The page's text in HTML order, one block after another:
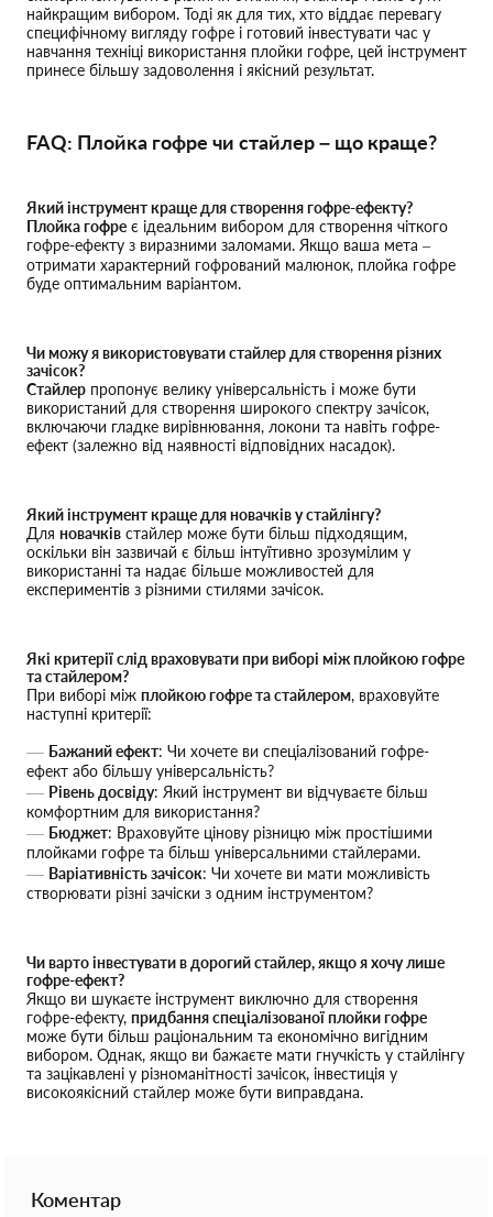
найкращим вибором. Тоді як для тих, хто віддає перевагу
специфічному вигляду гофре і готовий інвестувати час у
навчання техніці використання плойки гофре, цей інструмент
принесе більшу задоволення і якісний результат.
FAQ: Плойка гофре чи стайлер – що краще?
Який інструмент краще для створення гофре-ефекту?
Плойка гофре є ідеальним вибором для створення чіткого
гофре-ефекту з виразними заломами. Якщо ваша мета –
отримати характерний гофрований малюнок, плойка гофре
буде оптимальним варіантом.
Чи можу я використовувати стайлер для створення різних
зачісок?
Стайлер пропонує велику універсальність і може бути
використаний для створення широкого спектру зачісок,
включаючи гладке вирівнювання, локони та навіть гофре-
ефект (залежно від наявності відповідних насадок).
Який інструмент краще для новачків у стайлінгу?
Для новачків стайлер може бути більш підходящим,
оскільки він зазвичай є більш інтуїтивно зрозумілим у
використанні та надає більше можливостей для
експериментів з різними стилями зачісок.
Які критерії слід враховувати при виборі між плойкою гофре
та стайлером?
При виборі між плойкою гофре та стайлером, враховуйте
наступні критерії:
Бажаний ефект: Чи хочете ви спеціалізований гофре-
ефект або більшу універсальність?
Рівень досвіду: Який інструмент ви відчуваєте більш
комфортним для використання?
Бюджет: Враховуйте цінову різницю між простішими
плойками гофре та більш універсальними стайлерами.
Варіативність зачісок: Чи хочете ви мати можливість
створювати різні зачіски з одним інструментом?
Чи варто інвестувати в дорогий стайлер, якщо я хочу лише
гофре-ефект?
Якщо ви шукаєте інструмент виключно для створення
гофре-ефекту, придбання спеціалізованої плойки гофре
може бути більш раціональним та економічно вигідним
вибором. Однак, якщо ви бажаєте мати гнучкість у стайлінгу
та зацікавлені у різноманітності зачісок, інвестиція у
високоякісний стайлер може бути виправдана.
Коментар